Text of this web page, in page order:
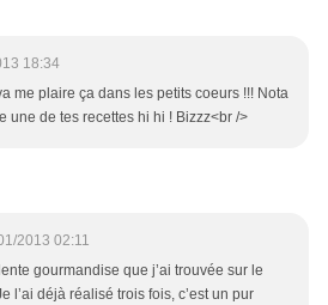
18:34
me plaire ça dans les petits coeurs !!! Nota
une de tes recettes hi hi ! Bizzz<br />
2013 02:11
gourmandise que j’ai trouvée sur le
l’ai déjà réalisé trois fois, c’est un pur